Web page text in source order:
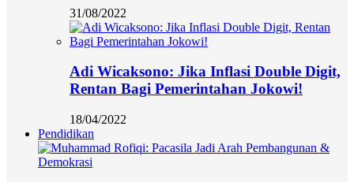
31/08/2022
Adi Wicaksono: Jika Inflasi Double Digit,
Rentan Bagi Pemerintahan Jokowi!
18/04/2022
Pendidikan